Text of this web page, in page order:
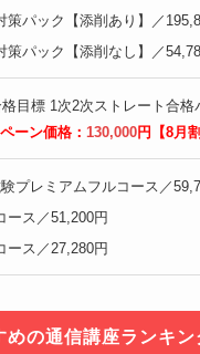
策パック【添削あり】／
策パック【添削なし】／
目標 1次2次ストレート合
ーン価格： 130,000円 【8月
プレミアムフルコース／
ース／51,200円
ース／27,280円
めの通信講座ランキ